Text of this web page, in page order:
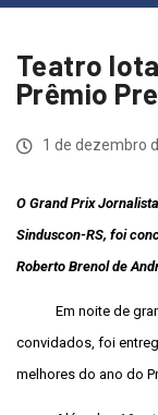
Teatro
Prêmio
1 de dezembro
O Grand Prix
Sinduscon-RS, foi
Roberto Brenol de
Em noite de
convidados, foi
melhores do ano do